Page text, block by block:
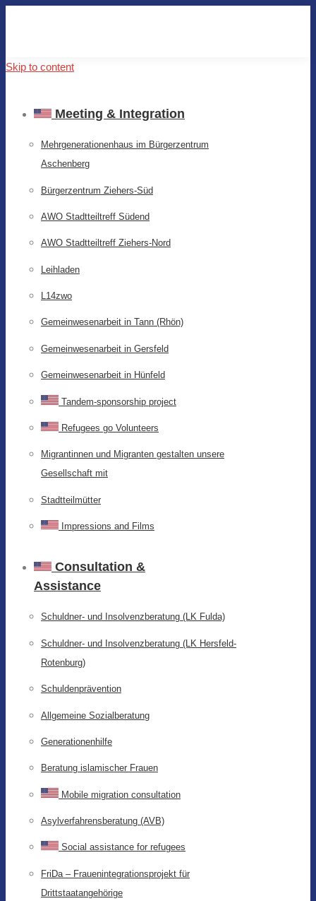
Skip to content
Meeting & Integration
Mehrgenerationenhaus im Bürgerzentrum
Aschenberg
Bürgerzentrum Ziehers-Süd
AWO Stadtteiltreff Südend
AWO Stadtteiltreff Ziehers-Nord
Leihladen
L14zwo
Gemeinwesenarbeit in Tann (Rhön)
Gemeinwesenarbeit in Gersfeld
Gemeinwesenarbeit in Hünfeld
Tandem-sponsorship project
Refugees go Volunteers
Migrantinnen und Migranten gestalten unsere
Gesellschaft mit
Stadtteilmütter
Impressions and Films
Consultation &
Assistance
Schuldner- und Insolvenzberatung (LK Fulda)
Schuldner- und Insolvenzberatung (LK Hersfeld-
Rotenburg)
Schuldenprävention
Allgemeine Sozialberatung
Generationenhilfe
Beratung islamischer Frauen
Mobile migration consultation
Asylverfahrensberatung (AVB)
Social assistance for refugees
FriDa – Frauenintegrationsprojekt für
Drittstaatangehörige